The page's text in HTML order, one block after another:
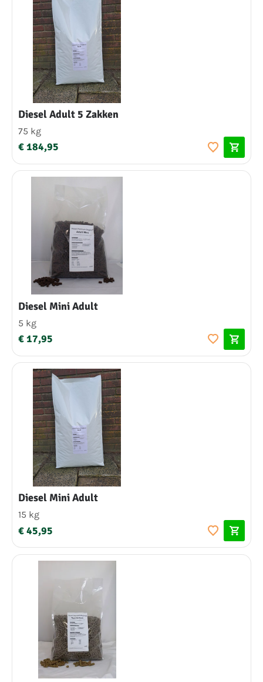
Diesel Adult 5 Zakken
75 kg
€ 184,95
Diesel Mini Adult
5 kg
€ 17,95
Diesel Mini Adult
15 kg
€ 45,95